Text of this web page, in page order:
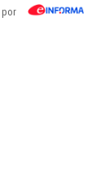
por